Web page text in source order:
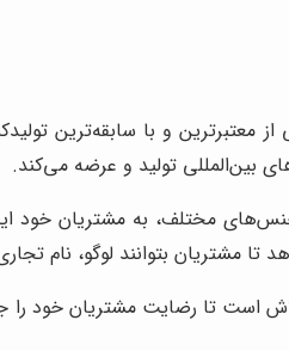
معتبرترین و با سابقه‌ترین
بین‌المللی تولید و عرضه می‌کند.
مختلف، به مشتریان خود
بتوانند لوگو، نام
است تا رضایت مشتریان خود را